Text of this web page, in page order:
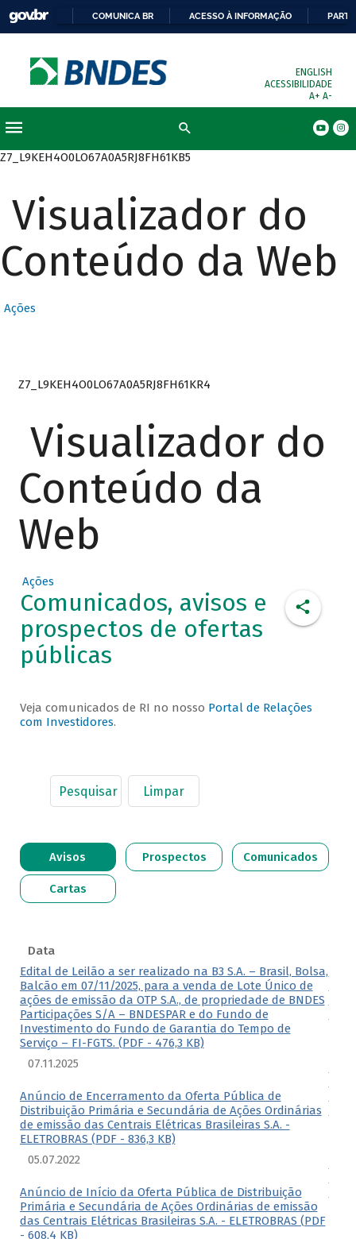
COMUNICA BR ACESSO À INFORMAÇÃO
ENGLISH
ACESSIBILIDADE
A+ A-
Z7_L9KEH4O0LO67A0A5RJ8FH61KB5
Visualizador do
Conteúdo da Web
Ações
Z7_L9KEH4O0LO67A0A5RJ8FH61KR4
Visualizador do
Conteúdo da
Web
Ações
Comunicados, avisos e
prospectos de ofertas
públicas
Veja comunicados de RI no nosso Portal de Relações
com Investidores.